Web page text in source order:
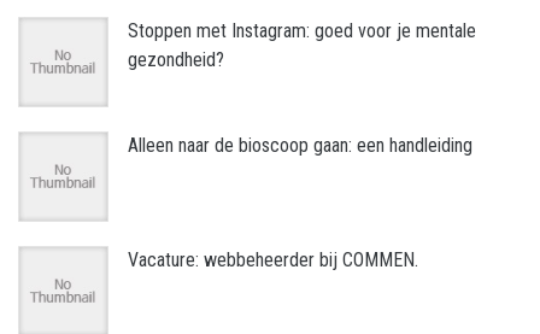
Stoppen met Instagram: goed voor je mentale
gezondheid?
Alleen naar de bioscoop gaan: een handleiding
Vacature: webbeheerder bij COMMEN.